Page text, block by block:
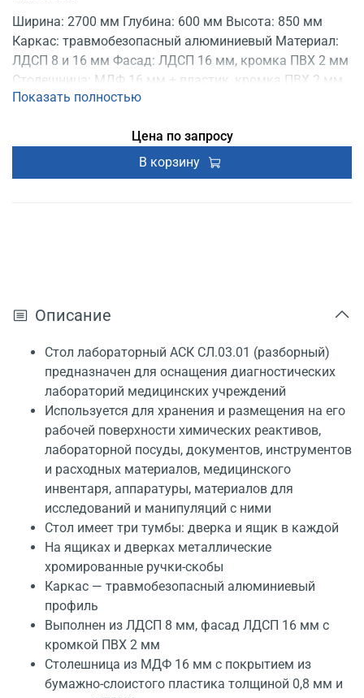
Ширина: 2700 мм Глубина: 600 мм Высота: 850 мм
Каркас: травмобезопасный алюминиевый Материал:
ЛДСП 8 и 16 мм Фасад: ЛДСП 16 мм, кромка ПВХ 2 мм
Столешница: МДФ 16 мм + пластик, кромка ПВХ 2 мм
Цвет: белый Опоры: регулируемые Конструкция:
Показать полностью
Цена по запросу
В корзину
Описание
Стол лабораторный АСК СЛ.03.01 (разборный)
предназначен для оснащения диагностических
лабораторий медицинских учреждений
Используется для хранения и размещения на его
рабочей поверхности химических реактивов,
лабораторной посуды, документов, инструментов
и расходных материалов, медицинского
инвентаря, аппаратуры, материалов для
исследований и манипуляций с ними
Стол имеет три тумбы: дверка и ящик в каждой
На ящиках и дверках металлические
хромированные ручки-скобы
Каркас — травмобезопасный алюминиевый
профиль
Выполнен из ЛДСП 8 мм, фасад ЛДСП 16 мм с
кромкой ПВХ 2 мм
Столешница из МДФ 16 мм с покрытием из
бумажно-слоистого пластика толщиной 0,8 мм и